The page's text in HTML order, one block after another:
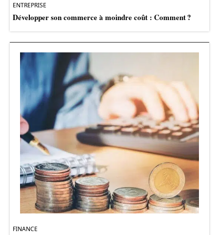
ENTREPRISE
Développer son commerce à moindre coût : Comment ?
FINANCE